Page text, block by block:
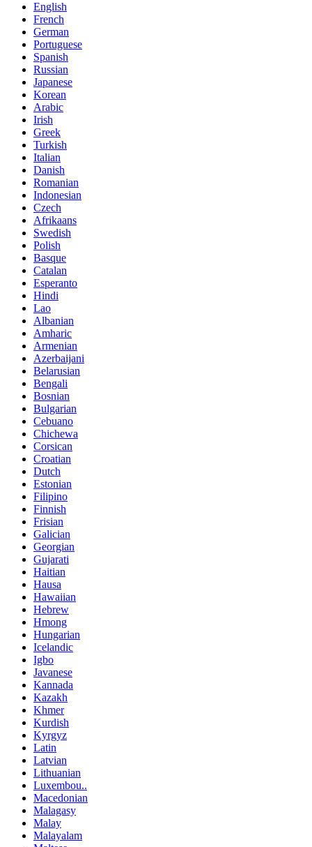
English
French
German
Portuguese
Spanish
Russian
Japanese
Korean
Arabic
Irish
Greek
Turkish
Italian
Danish
Romanian
Indonesian
Czech
Afrikaans
Swedish
Polish
Basque
Catalan
Esperanto
Hindi
Lao
Albanian
Amharic
Armenian
Azerbaijani
Belarusian
Bengali
Bosnian
Bulgarian
Cebuano
Chichewa
Corsican
Croatian
Dutch
Estonian
Filipino
Finnish
Frisian
Galician
Georgian
Gujarati
Haitian
Hausa
Hawaiian
Hebrew
Hmong
Hungarian
Icelandic
Igbo
Javanese
Kannada
Kazakh
Khmer
Kurdish
Kyrgyz
Latin
Latvian
Lithuanian
Luxembou..
Macedonian
Malagasy
Malay
Malayalam